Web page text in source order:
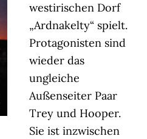
westirischen Dorf
„Ardnakelty“ spielt.
Protagonisten sind
wieder das
ungleiche
Außenseiter Paar
Trey und Hooper.
Sie ist inzwischen